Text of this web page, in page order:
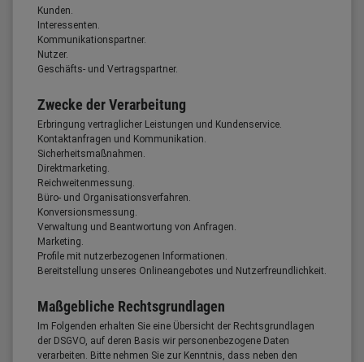
Kunden.
Interessenten.
Kommunikationspartner.
Nutzer.
Geschäfts- und Vertragspartner.
Zwecke der Verarbeitung
Erbringung vertraglicher Leistungen und Kundenservice.
Kontaktanfragen und Kommunikation.
Sicherheitsmaßnahmen.
Direktmarketing.
Reichweitenmessung.
Büro- und Organisationsverfahren.
Konversionsmessung.
Verwaltung und Beantwortung von Anfragen.
Marketing.
Profile mit nutzerbezogenen Informationen.
Bereitstellung unseres Onlineangebotes und Nutzerfreundlichkeit.
Maßgebliche Rechtsgrundlagen
Im Folgenden erhalten Sie eine Übersicht der Rechtsgrundlagen
der DSGVO, auf deren Basis wir personenbezogene Daten
verarbeiten. Bitte nehmen Sie zur Kenntnis, dass neben den